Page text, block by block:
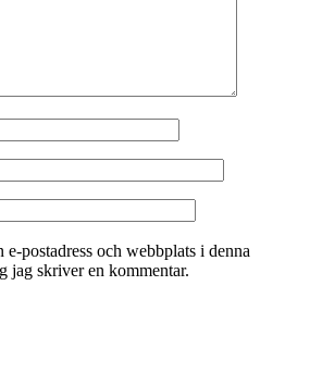
e-postadress och webbplats i denna
jag skriver en kommentar.